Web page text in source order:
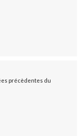
précèdentes du